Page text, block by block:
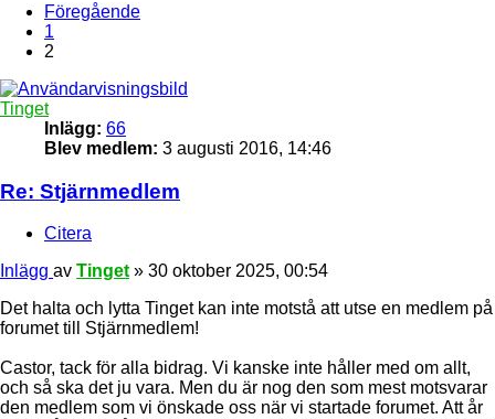
Föregående
1
2
Tinget
Inlägg: 66
Blev medlem: 3 augusti 2016, 14:46
Re: Stjärnmedlem
Citera
Inlägg av Tinget » 30 oktober 2025, 00:54
Det halta och lytta Tinget kan inte motstå att utse en medlem på
forumet till Stjärnmedlem!
Castor, tack för alla bidrag. Vi kanske inte håller med om allt,
och så ska det ju vara. Men du är nog den som mest motsvarar
den medlem som vi önskade oss när vi startade forumet. Att år